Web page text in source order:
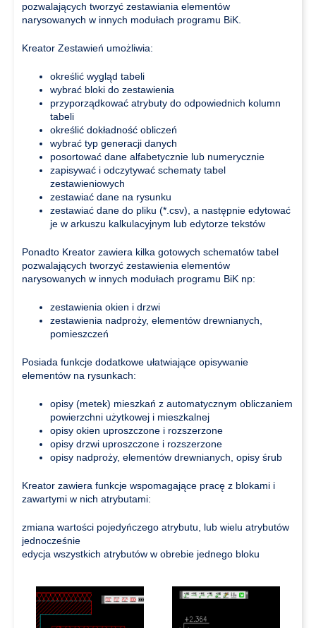
pozwalających tworzyć zestawiania elementów
narysowanych w innych modułach programu BiK.
Kreator Zestawień umożliwia:
określić wygląd tabeli
wybrać bloki do zestawienia
przyporządkować atrybuty do odpowiednich kolumn
tabeli
określić dokładność obliczeń
wybrać typ generacji danych
posortować dane alfabetycznie lub numerycznie
zapisywać i odczytywać schematy tabel
zestawieniowych
zestawiać dane na rysunku
zestawiać dane do pliku (*.csv), a następnie edytować
je w arkuszu kalkulacyjnym lub edytorze tekstów
Ponadto Kreator zawiera kilka gotowych schematów tabel
pozwalających tworzyć zestawienia elementów
narysowanych w innych modułach programu BiK np:
zestawienia okien i drzwi
zestawienia nadproży, elementów drewnianych,
pomieszczeń
Posiada funkcje dodatkowe ułatwiające opisywanie
elementów na rysunkach:
opisy (metek) mieszkań z automatycznym obliczaniem
powierzchni użytkowej i mieszkalnej
opisy okien uproszczone i rozszerzone
opisy drzwi uproszczone i rozszerzone
opisy nadproży, elementów drewnianych, opisy śrub
Kreator zawiera funkcje wspomagające pracę z blokami i
zawartymi w nich atrybutami:
zmiana wartości pojedyńczego atrybutu, lub wielu atrybutów
jednocześnie
edycja wszystkich atrybutów w obrebie jednego bloku